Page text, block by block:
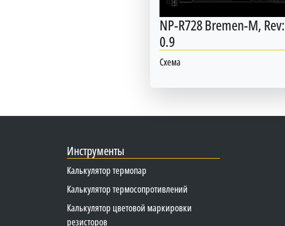
NP-R728 Bremen-M, Rev:
0.9
Схема
Инструменты
Калькулятор термопар
Калькулятор термосопротивлений
Калькулятор цветовой маркировки
резисторов